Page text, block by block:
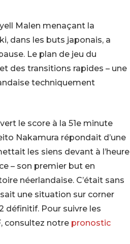
Malen menaçant la
dans les buts japonais, a
Le plan de jeu du
des transitions rapides – une
techniquement
le score à la 51e minute
Nakamura répondait d’une
les siens devant à l’heure
– son premier but en
néerlandaise. C’était sans
une situation sur corner
définitif. Pour suivre les
consultez notre pronostic